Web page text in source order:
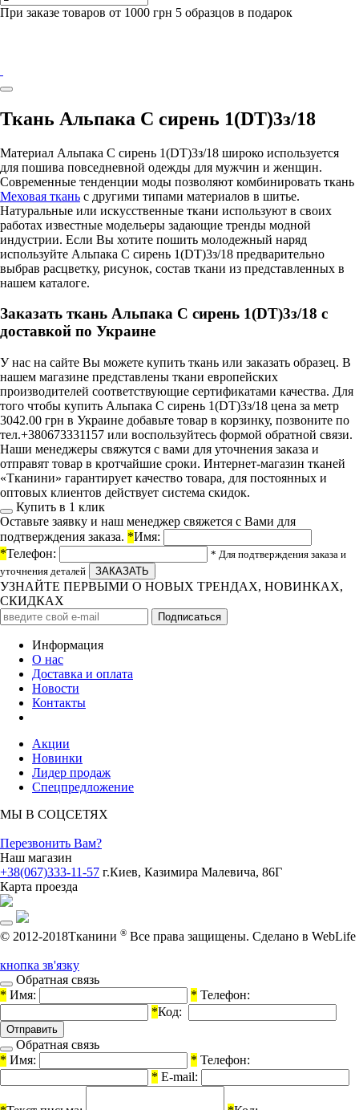
При заказе товаров от 1000 грн 5 образцов в подарок
Ткань Альпака С сирень 1(DT)3з/18
Материал Альпака С сирень 1(DT)3з/18 широко используется
для пошива повседневной одежды для мужчин и женщин.
Современные тенденции моды позволяют комбинировать ткань
Меховая ткань с другими типами материалов в шитье.
Натуральные или искусственные ткани используют в своих
работах известные модельеры задающие тренды модной
индустрии. Если Вы хотите пошить молодежный наряд
используйте Альпака С сирень 1(DT)3з/18 предварительно
выбрав расцветку, рисунок, состав ткани из представленных в
нашем каталоге.
Заказать ткань Альпака С сирень 1(DT)3з/18 с
доставкой по Украине
У нас на сайте Вы можете купить ткань или заказать образец. В
нашем магазине представлены ткани европейских
производителей соответствующие сертификатами качества. Для
того чтобы купить Альпака С сирень 1(DT)3з/18 цена за метр
3042.00 грн в Украине добавьте товар в корзинку, позвоните по
тел.+380673331157 или воспользуйтесь формой обратной связи.
Наши менеджеры свяжутся с вами для уточнения заказа и
отправят товар в кротчайшие сроки. Интернет-магазин тканей
«Тканини» гарантирует качество товара, для постоянных и
оптовых клиентов действует система скидок.
Купить в 1 клик
Оставьте заявку и наш менеджер свяжется с Вами для
подтверждения заказа. *Имя:
*Телефон:
* Для подтверждения заказа и
уточнения деталей
УЗНАЙТЕ ПЕРВЫМИ О НОВЫХ ТРЕНДАХ, НОВИНКАХ,
СКИДКАХ
Информация
О нас
Доставка и оплата
Новости
Контакты
Акции
Новинки
Лидер продаж
Спецпредложение
МЫ В СОЦСЕТЯХ
Перезвонить Вам?
Наш магазин
+38(067)333-11-57 г.Киев, Казимира Малевича, 86Г
Карта проезда
© 2012-2018Тканини ® Все права защищены. Cделано в WebLife
кнопка зв'язку
Обратная связь
* Имя: * Телефон:
*Код:
Обратная связь
* Имя: * Телефон:
* E-mail: